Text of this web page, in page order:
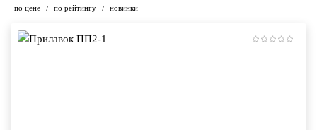
по цене / по рейтингу / новинки